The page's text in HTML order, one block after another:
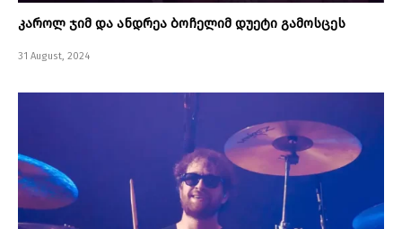
კაროლ ჯიმ და ანდრეა ბოჩელიმ დუეტი გამოსცეს
31 August, 2024